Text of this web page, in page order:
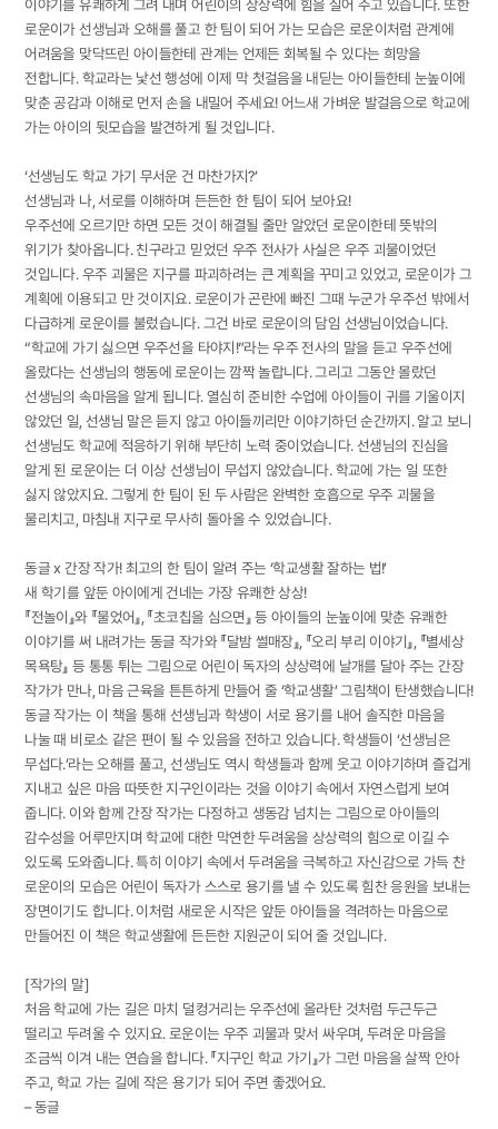
이야기를 유쾌하게 그려 내며 어린이의 상상력에 힘을 실어 주고 있습니다. 또한
로운이가 선생님과 오해를 풀고 한 팀이 되어 가는 모습은 로운이처럼 관계에
어려움을 맞닥뜨린 아이들한테 관계는 언제든 회복될 수 있다는 희망을
전합니다. 학교라는 낯선 행성에 이제 막 첫걸음을 내딛는 아이들한테 눈높이에
맞춘 공감과 이해로 먼저 손을 내밀어 주세요! 어느새 가벼운 발걸음으로 학교에
가는 아이의 뒷모습을 발견하게 될 것입니다.
‘선생님도 학교 가기 무서운 건 마찬가지?’
선생님과 나, 서로를 이해하며 든든한 한 팀이 되어 보아요!
우주선에 오르기만 하면 모든 것이 해결될 줄만 알았던 로운이한테 뜻밖의
위기가 찾아옵니다. 친구라고 믿었던 우주 전사가 사실은 우주 괴물이었던
것입니다. 우주 괴물은 지구를 파괴하려는 큰 계획을 꾸미고 있었고, 로운이가 그
계획에 이용되고 만 것이지요. 로운이가 곤란에 빠진 그때 누군가 우주선 밖에서
다급하게 로운이를 불렀습니다. 그건 바로 로운이의 담임 선생님이었습니다.
“학교에 가기 싫으면 우주선을 타야지!”라는 우주 전사의 말을 듣고 우주선에
올랐다는 선생님의 행동에 로운이는 깜짝 놀랍니다. 그리고 그동안 몰랐던
선생님의 속마음을 알게 됩니다. 열심히 준비한 수업에 아이들이 귀를 기울이지
않았던 일, 선생님 말은 듣지 않고 아이들끼리만 이야기하던 순간까지. 알고 보니
선생님도 학교에 적응하기 위해 부단히 노력 중이었습니다. 선생님의 진심을
알게 된 로운이는 더 이상 선생님이 무섭지 않았습니다. 학교에 가는 일 또한
싫지 않았지요. 그렇게 한 팀이 된 두 사람은 완벽한 호흡으로 우주 괴물을
물리치고, 마침내 지구로 무사히 돌아올 수 있었습니다.
동글 x 간장 작가! 최고의 한 팀이 알려 주는 ‘학교생활 잘하는 법!’
새 학기를 앞둔 아이에게 건네는 가장 유쾌한 상상!
『전놀이』와 『물었어』, 『초코칩을 심으면』 등 아이들의 눈높이에 맞춘 유쾌한
이야기를 써 내려가는 동글 작가와 『달밤 썰매장』, 『오리 부리 이야기』, 『별세상
목욕탕』 등 통통 튀는 그림으로 어린이 독자의 상상력에 날개를 달아 주는 간장
작가가 만나, 마음 근육을 튼튼하게 만들어 줄 ‘학교생활’ 그림책이 탄생했습니다!
동글 작가는 이 책을 통해 선생님과 학생이 서로 용기를 내어 솔직한 마음을
나눌 때 비로소 같은 편이 될 수 있음을 전하고 있습니다. 학생들이 ‘선생님은
무섭다.’라는 오해를 풀고, 선생님도 역시 학생들과 함께 웃고 이야기하며 즐겁게
지내고 싶은 마음 따뜻한 지구인이라는 것을 이야기 속에서 자연스럽게 보여
줍니다. 이와 함께 간장 작가는 다정하고 생동감 넘치는 그림으로 아이들의
감수성을 어루만지며 학교에 대한 막연한 두려움을 상상력의 힘으로 이길 수
있도록 도와줍니다. 특히 이야기 속에서 두려움을 극복하고 자신감으로 가득 찬
로운이의 모습은 어린이 독자가 스스로 용기를 낼 수 있도록 힘찬 응원을 보내는
장면이기도 합니다. 이처럼 새로운 시작은 앞둔 아이들을 격려하는 마음으로
만들어진 이 책은 학교생활에 든든한 지원군이 되어 줄 것입니다.
[작가의 말]
처음 학교에 가는 길은 마치 덜컹거리는 우주선에 올라탄 것처럼 두근두근
떨리고 두려울 수 있지요. 로운이는 우주 괴물과 맞서 싸우며, 두려운 마음을
조금씩 이겨 내는 연습을 합니다. 『지구인 학교 가기』가 그런 마음을 살짝 안아
주고, 학교 가는 길에 작은 용기가 되어 주면 좋겠어요.
– 동글